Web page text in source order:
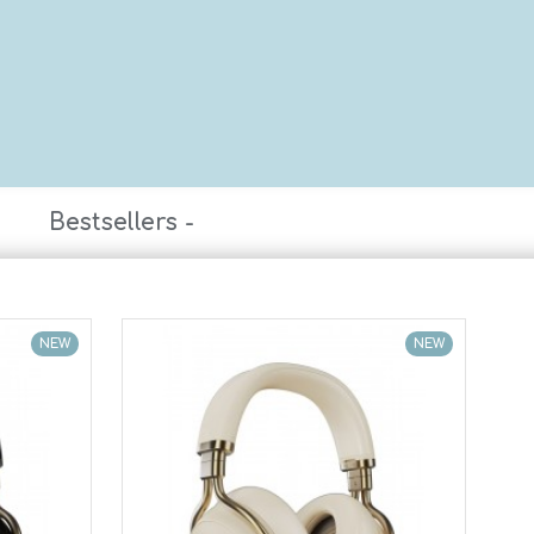
Bestsellers -
NEW NEW